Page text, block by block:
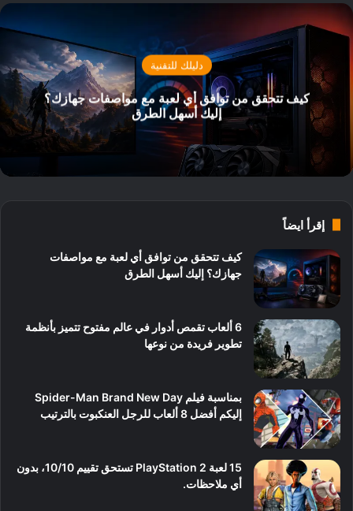
دليلك للتقنية
كيف تتحقق من توافق أي لعبة مع مواصفات جهازك؟
إليك أسهل الطرق
إقرأ ايضاً
كيف تتحقق من توافق أي لعبة مع مواصفات
جهازك؟ إليك أسهل الطرق
6 ألعاب تقمص أدوار في عالم مفتوح تتميز بأنظمة
تطوير فريدة من نوعها
بمناسبة فيلم Spider-Man Brand New Day
إليكم أفضل 8 ألعاب للرجل العنكبوت بالترتيب
15 لعبة PlayStation 2 تستحق تقييم 10/10، بدون
أي ملاحظات.